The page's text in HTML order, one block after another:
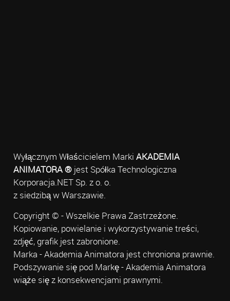
Wyłącznym Właścicielem Marki AKADEMIA
ANIMATORA ®jest Spółka Technologiczna
Korporacja.NET Sp. z o. o.
z siedzibą w Warszawie.
Copyright © - Wszelkie Prawa Zastrzeżone.
Kopiowanie, powielanie i wykorzystywanie treści,
zdjęć, grafik jest zabronione.
Marka - Akademia Animatora jest chroniona prawnie.
Podszywanie się pod Markę - Akademia Animatora
wiąże się z konsekwencjami prawnymi.